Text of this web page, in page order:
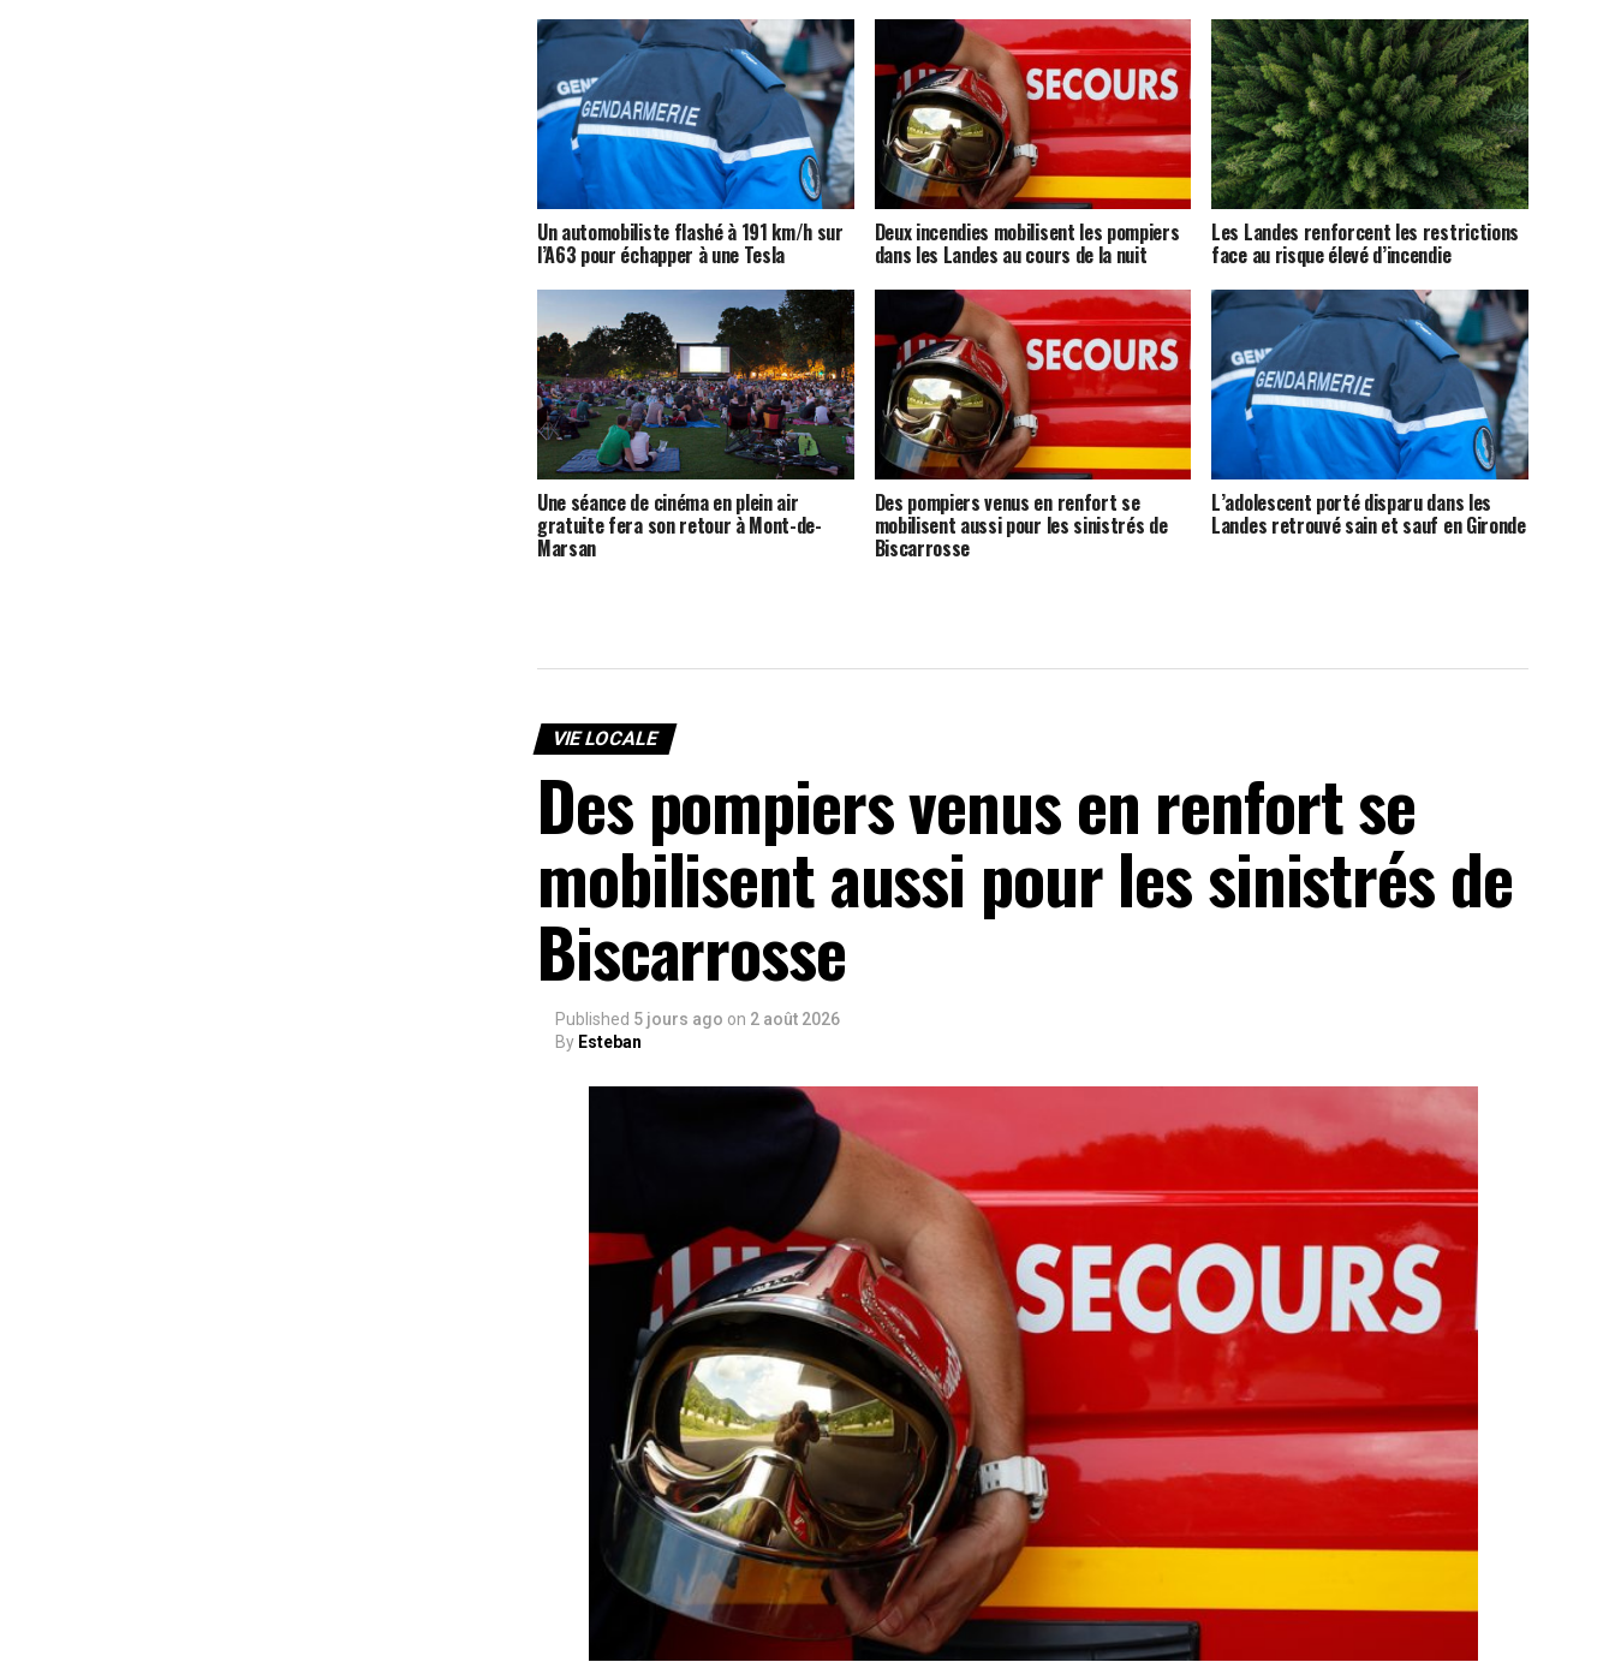
Un automobiliste flashé à 191 km/h sur
l’A63 pour échapper à une Tesla
Deux incendies mobilisent les pompiers
dans les Landes au cours de la nuit
Les Landes renforcent les restrictions
face au risque élevé d’incendie
Une séance de cinéma en plein air
gratuite fera son retour à Mont-de-
Marsan
Des pompiers venus en renfort se
mobilisent aussi pour les sinistrés de
Biscarrosse
L’adolescent porté disparu dans les
Landes retrouvé sain et sauf en Gironde
VIE LOCALE
Des pompiers venus en renfort se
mobilisent aussi pour les sinistrés de
Biscarrosse
Published 5 jours ago on 2 août 2026
By Esteban